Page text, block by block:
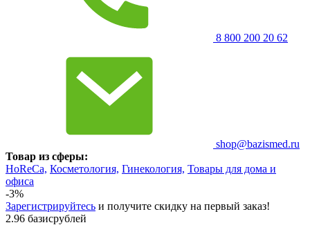
8 800 200 20 62
shop@bazismed.ru
Товар из сферы:
HoReCa, Косметология, Гинекология, Товары для дома и
офиса
-3%
Зарегистрируйтесь и получите скидку на первый заказ!
2.96 базисрублей